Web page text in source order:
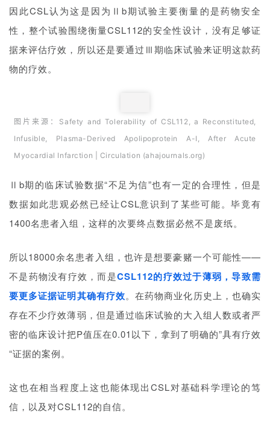
因此CSL认为这是因为Ⅱb期试验主要衡量的是药物安全
性，整个试验围绕衡量CSL112的安全性设计，没有足够证
据来评估疗效，所以还是要通过Ⅲ期临床试验来证明这款药
物的疗效。
图片来源：Safety and Tolerability of CSL112, a Reconstituted,
Infusible, Plasma-Derived Apolipoprotein A-I, After Acute
Myocardial Infarction | Circulation (ahajournals.org)
Ⅱb期的临床试验数据“不足为信”也有一定的合理性，但是
数据如此悲观必然已经让CSL意识到了某些可能。毕竟有
1400名患者入组，这样的次要终点数据必然不是废纸。
所以18000余名患者入组，也许是想要豪赌一个可能性——
不是药物没有疗效，而是CSL112的疗效过于薄弱，导致需
要更多证据证明其确有疗效。在药物商业化历史上，也确实
存在不少疗效薄弱，但是通过临床试验的大入组人数或者严
密的临床设计把P值压在0.01以下，拿到了明确的”具有疗效
“证据的案例。
这也在相当程度上这也能体现出CSL对基础科学理论的笃
信，以及对CSL112的自信。